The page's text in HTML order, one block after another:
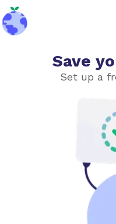
back to home
Gıda
Sürdürülebilir
Save
Set up a